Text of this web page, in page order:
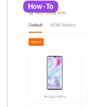
How-To